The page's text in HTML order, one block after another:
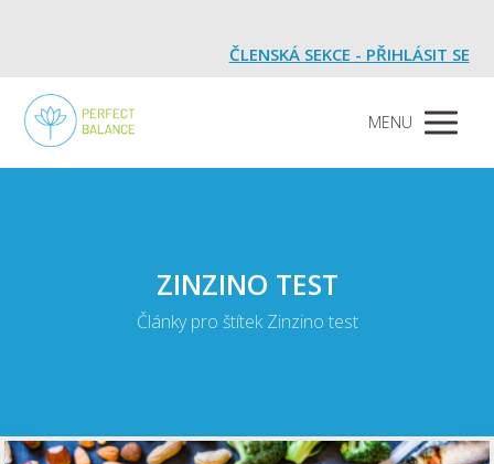
ČLENSKÁ SEKCE - PŘIHLÁSIT SE
MENU
ZINZINO TEST
Články pro štítek Zinzino test